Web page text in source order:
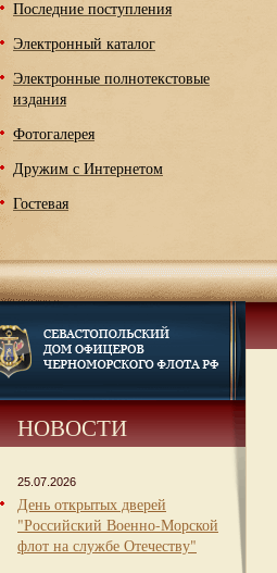
Последние поступления
Электронный каталог
Электронные полнотекстовые
издания
Фотогалерея
Дружим с Интернетом
Гостевая
НОВОСТИ
25.07.2026
День открытых дверей
"Российский Военно-Морской
флот на службе Отечеству"